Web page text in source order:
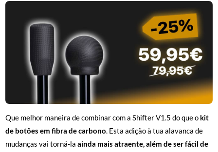
Que melhor maneira de combinar com a Shifter V1.5 do que o kit
de botões em fibra de carbono. Esta adição à tua alavanca de
mudanças vai torná-laainda mais atraente, além de ser fácil de